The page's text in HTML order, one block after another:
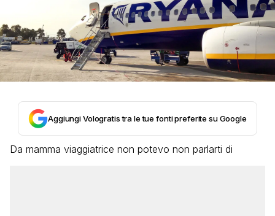
Aggiungi Vologratis tra le tue fonti preferite su Google
Da mamma viaggiatrice non potevo non parlarti di